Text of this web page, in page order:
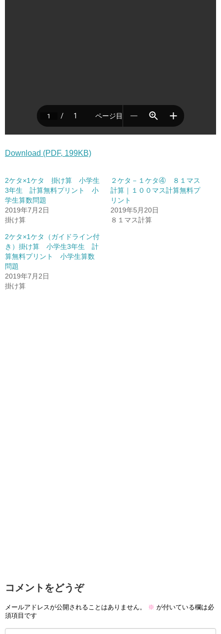
Download (PDF, 199KB)
2ケタ×1ケタ 掛け算 小学生
3年生 計算無料プリント 小
学生算数問題
2019年7月2日
掛け算
２ケタ－１ケタ④ ８１マス
計算｜１００マス計算無料プ
リント
2019年5月20日
８１マス計算
2ケタ×1ケタ（ガイドライン付
き）掛け算 小学生3年生 計
算無料プリント 小学生算数
問題
2019年7月2日
掛け算
コメントをどうぞ
メールアドレスが公開されることはありません。 ※ が付いている欄は必
須項目です